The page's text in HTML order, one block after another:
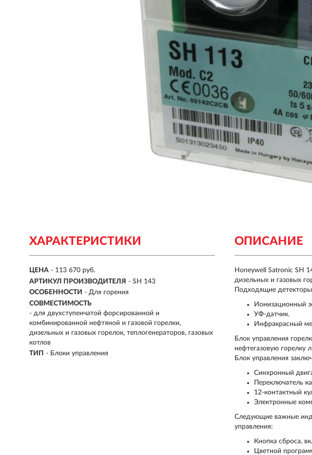
ХАРАКТЕРИСТИКИ
ЦЕНА - 113 670 руб.
АРТИКУЛ ПРОИЗВОДИТЕЛЯ - SH 143
ОСОБЕННОСТИ - Для горения
СОВМЕСТИМОСТЬ
- для двухступенчатой форсированной и
комбинированной нефтяной и газовой горелки,
дизельных и газовых горелок, теплогенераторов, газовых
котлов
ТИП - Блоки управления
ОПИСАНИЕ
Honeywell Satronic SH
дизельных и газовых
Подходящие
Ионизационный
УФ-датчик.
Инфракрасный
Блок управления
нефтегазовую горелку
Блок управления
Синхронный
Переключатель
12-контактный
Электронные
Следующие важные
управления:
Кнопка сброса,
Цветной